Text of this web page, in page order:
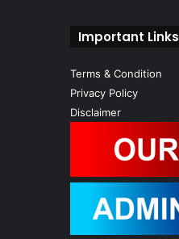
Important Links
Terms & Condition
Privacy Policy
Disclaimer